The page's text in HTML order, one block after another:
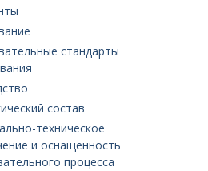
стандарты
состав
техническое
и оснащенность
процесса